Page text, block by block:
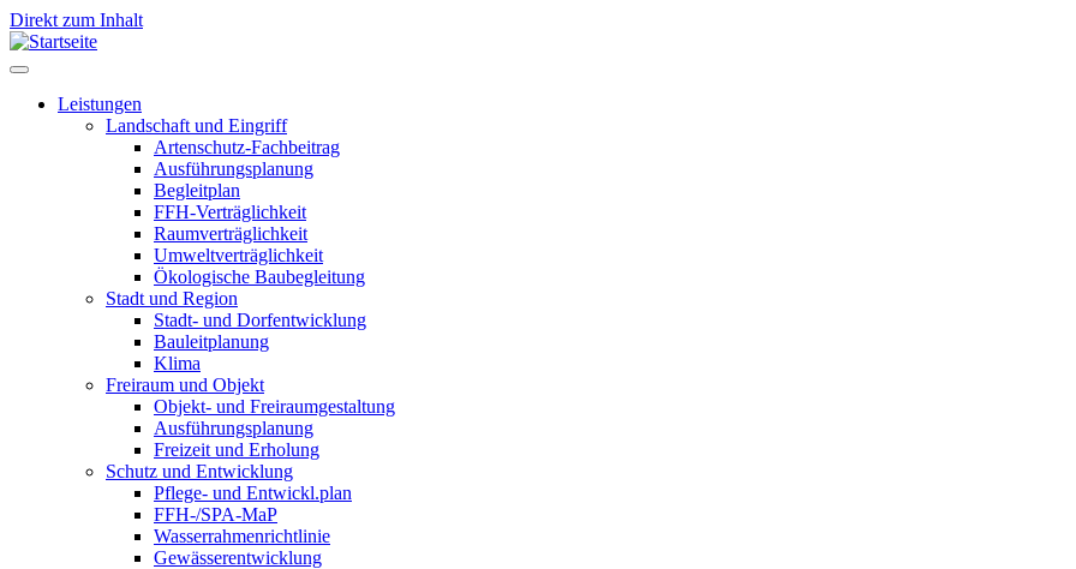
Direkt zum Inhalt
Leistungen
Leistungen
Landschaft und Eingriff
Artenschutz-Fachbeitrag
Ausführungsplanung
Begleitplan
FFH-Verträglichkeit
Raumverträglichkeit
Umweltverträglichkeit
Ökologische Baubegleitung
Stadt und Region
Stadt- und Dorfentwicklung
Bauleitplanung
Klima
Freiraum und Objekt
Objekt- und Freiraumgestaltung
Ausführungsplanung
Freizeit und Erholung
Schutz und Entwicklung
Pflege- und Entwickl.plan
FFH-/SPA-MaP
Wasserrahmenrichtlinie
Gewässerentwicklung